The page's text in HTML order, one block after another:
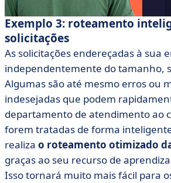
Exemplo 3: roteamento
solicitações
As solicitações endereçadas à sua
independentemente do tamanho,
Algumas são até mesmo erros ou
indesejadas que podem
departamento de atendimento ao
forem tratadas de forma
realiza o roteamento otimizado
graças ao seu recurso de
Isso tornará muito mais fácil para